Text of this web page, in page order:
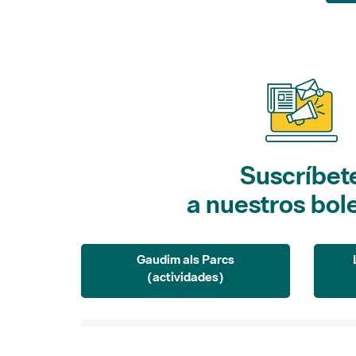
a nuestros
Gaudim als Parcs
(actividades)